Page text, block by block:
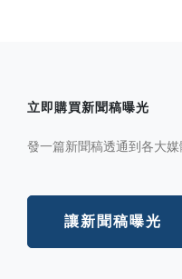
立即購買新聞稿曝光
發一篇新聞稿透通到各大
讓新聞稿曝光